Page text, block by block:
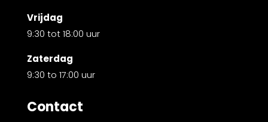
Vrijdag
9:30 tot 18:00 uur
Zaterdag
9:30 to 17:00 uur
Contact